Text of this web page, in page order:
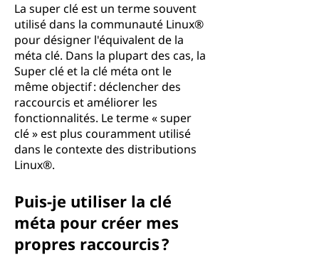
La super clé est un terme souvent
utilisé dans la communauté Linux®
pour désigner l'équivalent de la
méta clé. Dans la plupart des cas, la
Super clé et la clé méta ont le
même objectif : déclencher des
raccourcis et améliorer les
fonctionnalités. Le terme « super
clé » est plus couramment utilisé
dans le contexte des distributions
Linux®.
Puis-je utiliser la clé
méta pour créer mes
propres raccourcis ?